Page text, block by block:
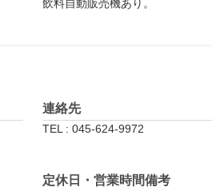
飲料自動販売機あり。
連絡先
TEL : 045-624-9972
定休日・営業時間備考